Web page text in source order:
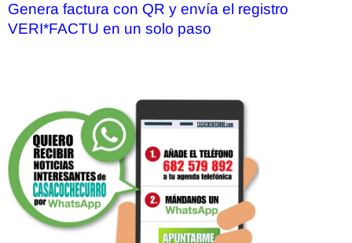
Genera factura con QR y envía el registro
VERI*FACTU en un solo paso